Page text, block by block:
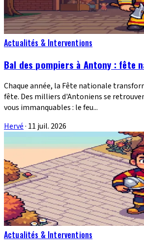
Actualités & Interventions
Bal des pompiers à Antony : fête
Chaque année, la Fête nationale
fête. Des milliers d'Antoniens se
vous immanquables : le feu...
Hervé· 11 juil. 2026
Actualités & Interventions